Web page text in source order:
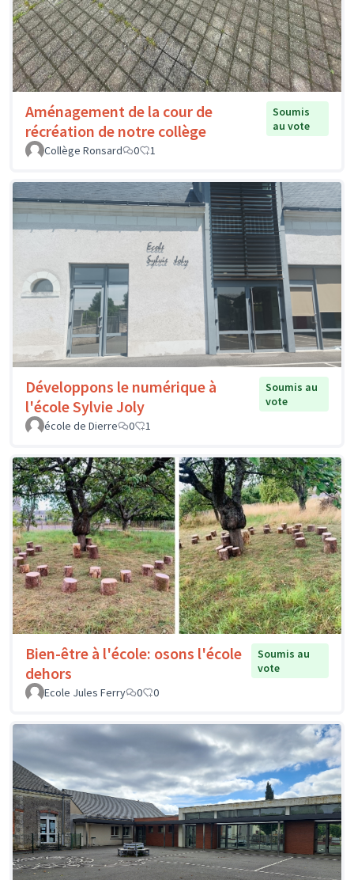
Aménagement de la cour de
récréation de notre collège
Soumis
au vote
Collège Ronsard
0 1
Développons le numérique à
l'école Sylvie Joly
Soumis au
vote
école de Dierre
0 1
Bien-être à l'école: osons l'école
dehors
Soumis au
vote
Ecole Jules Ferry
0 0